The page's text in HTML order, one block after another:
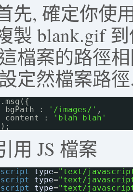
先, 確定你使
製 blank.gif
檔案的路徑
定然檔案路
bgPath :
'/images/' ,
content :
'blah blah'
用 JS 檔案
script type="text/
script type="text/
script type="text/